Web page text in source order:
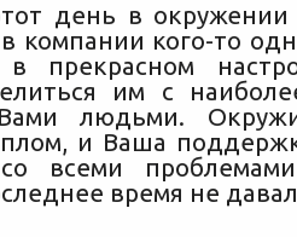
день в окружении
компании кого-то
в прекрасном
им с
людьми.
и Ваша
со всеми
время не